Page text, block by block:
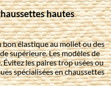
hautes
bon élastique au mollet ou des
supérieure. Les modèles de
les paires trop usées ou
spécialisées en chaussettes